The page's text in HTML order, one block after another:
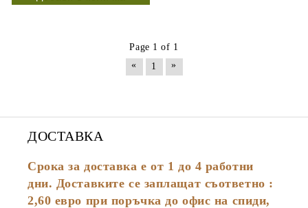
Page 1 of 1
«
1 »
ДОСТАВКА
Срока за доставка е от 1 до 4 работни
дни. Доставките се заплащат съответно :
2,60 евро при поръчка до офис на спиди,